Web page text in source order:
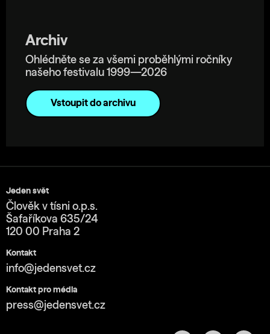
Archiv
Ohlédněte se za všemi proběhlými ročníky
našeho festivalu 1999—2026
Vstoupit do archivu
Jeden svět
Člověk v tísni o.p.s.
Šafaříkova 635/24
120 00 Praha 2
Kontakt
info@jedensvet.cz
Kontakt pro média
press@jedensvet.cz